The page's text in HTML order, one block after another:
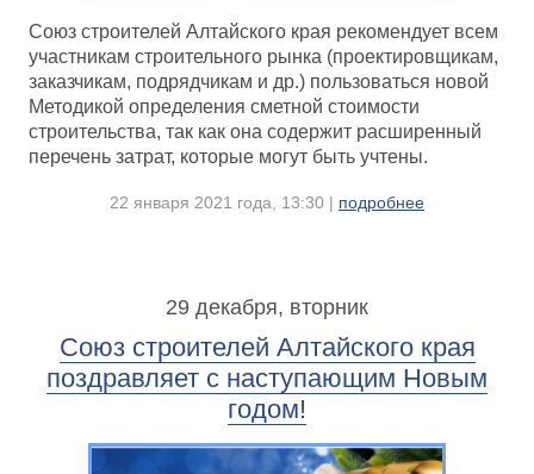
Союз строителей Алтайского края рекомендует всем
участникам строительного рынка (проектировщикам,
заказчикам, подрядчикам и др.) пользоваться новой
Методикой определения сметной стоимости
строительства, так как она содержит расширенный
перечень затрат, которые могут быть учтены.
22 января 2021 года, 13:30 | подробнее
29 декабря, вторник
Союз строителей Алтайского края
поздравляет с наступающим Новым
годом!